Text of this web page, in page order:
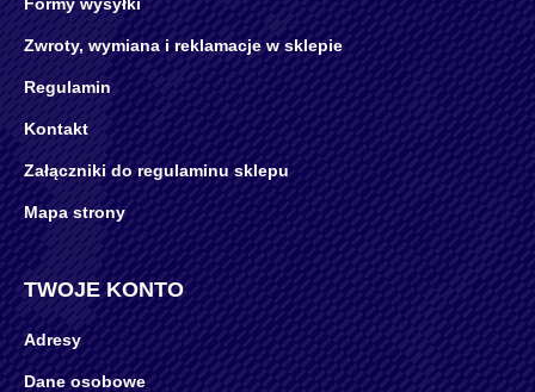
Zwroty, wymiana i reklamacje w sklepie
Regulamin
Kontakt
Załączniki do regulaminu sklepu
Mapa strony
TWOJE KONTO
Adresy
Dane osobowe